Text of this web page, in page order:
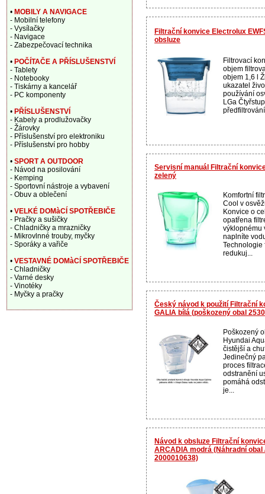
Filtrační konvice Electrolux
obsluze
Filtrovací
objem
objem 1,6 l
ukazatel
používání
LGa
Servisní manuál Filtrační
zelený
Komfortní
Cool v
Konvice o
opatřena
výklopnému
naplníte
Technologie
redukuj...
Český návod k použití Filtrační
GALIA bílá (poškozený obal
Poškozený
Hyundai
čistější a
Jedinečný
proces
odstranění
pomáhá
je...
Návod k obsluze Filtrační
ARCADIA modrá (Náhradní
2000010638)
• MOBILY A NAVIGACE
- Mobilní telefony
- Vysílačky
- Navigace
- Zabezpečovací technika
• POČÍTAČE A PŘÍSLUŠENSTVÍ
- Tablety
- Notebooky
- Tiskárny a kancelář
- PC komponenty
• PŘÍSLUŠENSTVÍ
- Kabely a prodlužovačky
- Žárovky
- Příslušenství pro elektroniku
- Příslušenství pro hobby
• SPORT A OUTDOOR
- Návod na posilování
- Kemping
- Sportovní nástroje a vybavení
- Obuv a oblečení
• VELKÉ DOMàCÍ SPOTŘEBIČE
- Pračky a sušičky
- Chladničky a mrazničky
- Mikrovlnné trouby, myčky
- Sporáky a vařiče
• VESTAVNÉ DOMàCÍ SPOTŘEBIČE
- Chladničky
- Varné desky
- Vinotéky
- Myčky a pračky